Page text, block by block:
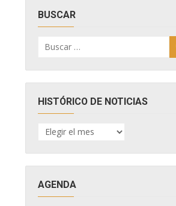
BUSCAR
por:
HISTÓRICO DE NOTICIAS
HISTÓRICO
DE
AGENDA